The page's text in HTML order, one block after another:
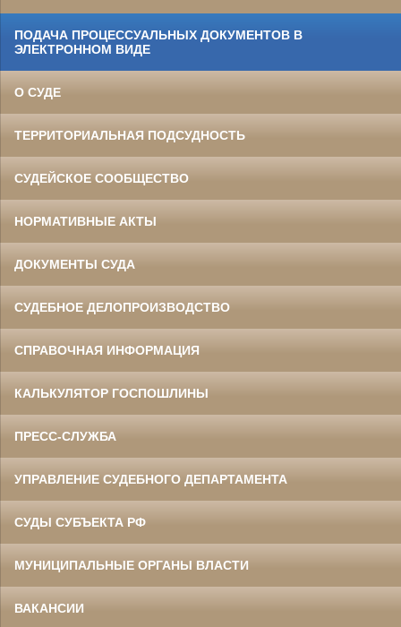
ПОДАЧА ПРОЦЕССУАЛЬНЫХ ДОКУМЕНТОВ В
ЭЛЕКТРОННОМ ВИДЕ
О СУДЕ
ТЕРРИТОРИАЛЬНАЯ ПОДСУДНОСТЬ
СУДЕЙСКОЕ СООБЩЕСТВО
НОРМАТИВНЫЕ АКТЫ
ДОКУМЕНТЫ СУДА
СУДЕБНОЕ ДЕЛОПРОИЗВОДСТВО
СПРАВОЧНАЯ ИНФОРМАЦИЯ
КАЛЬКУЛЯТОР ГОСПОШЛИНЫ
ПРЕСС-СЛУЖБА
УПРАВЛЕНИЕ СУДЕБНОГО ДЕПАРТАМЕНТА
СУДЫ СУБЪЕКТА РФ
МУНИЦИПАЛЬНЫЕ ОРГАНЫ ВЛАСТИ
ВАКАНСИИ